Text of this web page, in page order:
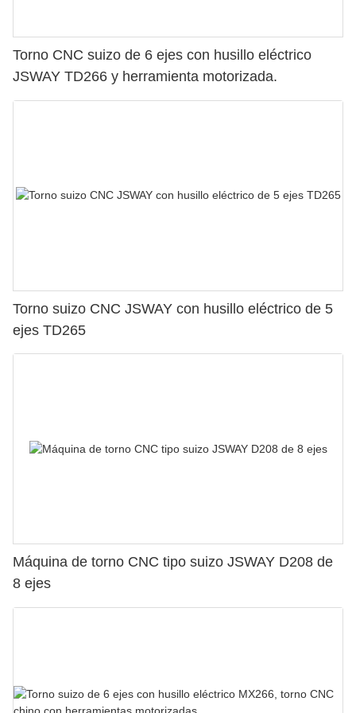
Torno CNC suizo de 6 ejes con husillo eléctrico
JSWAY TD266 y herramienta motorizada.
Torno suizo CNC JSWAY con husillo eléctrico de 5
ejes TD265
Máquina de torno CNC tipo suizo JSWAY D208 de
8 ejes